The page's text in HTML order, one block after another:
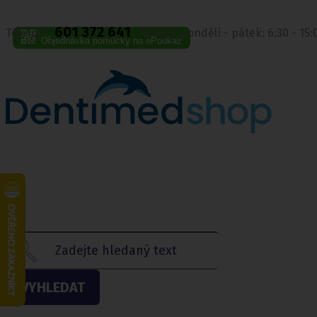
Telefon: 601 372 641 Volejte pondělí - pátek: 6:30 -
Objednávka pomůcky na ePoukaz
VYHLEDAT